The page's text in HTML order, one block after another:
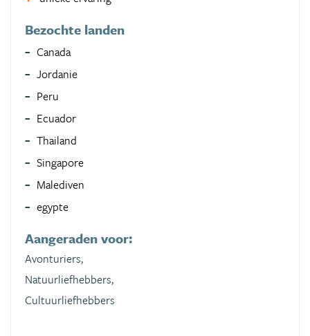
Bezochte landen
Canada
Jordanie
Peru
Ecuador
Thailand
Singapore
Malediven
egypte
Aangeraden voor:
Avonturiers,
Natuurliefhebbers,
Cultuurliefhebbers